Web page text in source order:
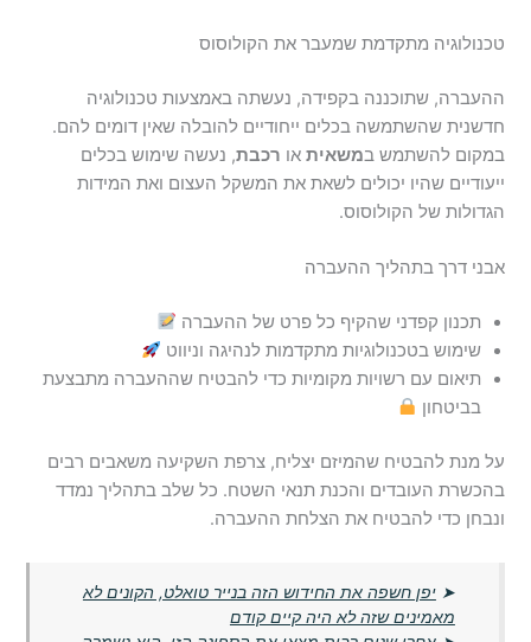
טכנולוגיה מתקדמת שמעבר את הקולוסוס
ההעברה, שתוכננה בקפידה, נעשתה באמצעות טכנולוגיה
חדשנית שהשתמשה בכלים ייחודיים להובלה שאין דומים להם.
במקום להשתמש במשאית או רכבת, נעשה שימוש בכלים
ייעודיים שהיו יכולים לשאת את המשקל העצום ואת המידות
הגדולות של הקולוסוס.
אבני דרך בתהליך ההעברה
תכנון קפדני שהקיף כל פרט של ההעברה
שימוש בטכנולוגיות מתקדמות לנהיגה וניווט
תיאום עם רשויות מקומיות כדי להבטיח שההעברה מתבצעת
בביטחון
על מנת להבטיח שהמיזם יצליח, צרפת השקיעה משאבים רבים
בהכשרת העובדים והכנת תנאי השטח. כל שלב בתהליך נמדד
ונבחן כדי להבטיח את הצלחת ההעברה.
➤יפן חשפה את החידוש הזה בנייר טואלט, הקונים לא
מאמינים שזה לא היה קיים קודם